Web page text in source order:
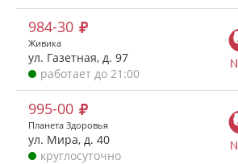
984-30
Живика
ул. Газетная, д. 97
работает до 21:00
995-00
Планета Здоровья
ул. Мира, д. 40
круглосуточно